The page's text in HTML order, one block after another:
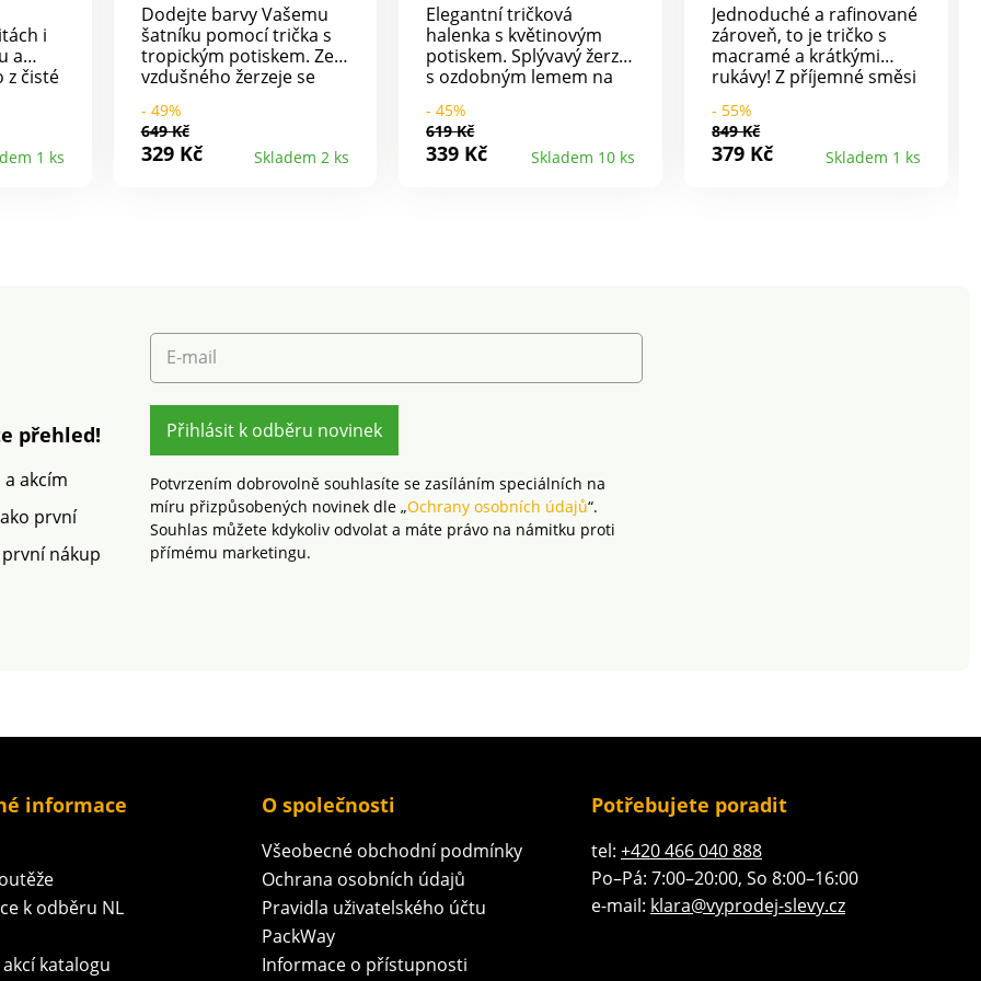
i
a
z čisté
1 ks
Dodejte barvy Vašemu
šatníku pomocí trička s
tropickým potiskem. Ze
vzdušného žerzeje se
výstřih. Krátké rukávy.
Na spadlých ramenou
sklady a knoflíky ve
spektrum škodlivých
látek a výrobek je
bezpečný nad rámec
platných norem. Perte
na 30 °C.
- 49%
649 Kč
329 Kč Skladem 2 ks
Elegantní tričková
halenka s květinovým
potiskem. Splývavý žerzej
s ozdobným lemem na
- 45%
619 Kč
339 Kč Skladem 10 ks
Jednoduché a rafinované
zároveň, to je tričko s
macramé a krátkými
rukávy! Z příjemné směsi
pro různé příležitosti.
Vzdušný materiál,
snadná údržba. Kulatý
- 55%
849 Kč
379 Kč Skladem 1 ks
přehled!
akcím
první
nákup
E-mail
Přihlásit k odběru novinek
Potvrzením dobrovolně souhlasíte se zasíláním speciálních na
míru přizpůsobených novinek dle „Ochrany osobních údajů“.
Souhlas můžete kdykoliv odvolat a máte právo na námitku proti
přímému marketingu.
informace
k odběru NL
katalogu
O společnosti
Všeobecné obchodní podmínky
Ochrana osobních údajů
Pravidla uživatelského účtu
PackWay
Informace o přístupnosti
Potřebujete poradit
tel: +420 466 040 888
Po–Pá: 7:00–20:00, So 8:00–16:00
e-mail: klara@vyprodej-slevy.cz